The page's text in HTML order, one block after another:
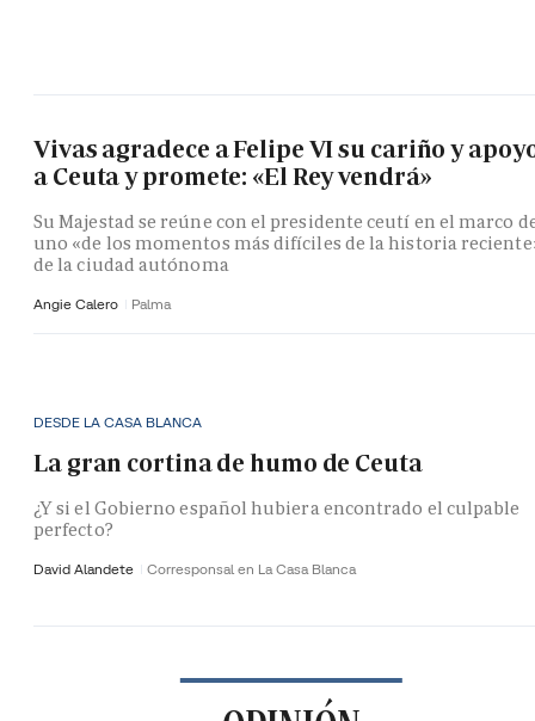
Vivas agradece a Felipe VI su cariño y
a Ceuta y promete: «El Rey vendrá»
Su Majestad se reúne con el presidente ceutí en el marco
uno «de los momentos más difíciles de la historia
de la ciudad autónoma
Angie Calero Palma
DESDE LA CASA BLANCA
La gran cortina de humo de Ceuta
¿Y si el Gobierno español hubiera encontrado el culpable
perfecto?
David Alandete Corresponsal en La Casa Blanca